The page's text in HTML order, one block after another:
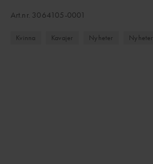
Art.nr. 3064105-0001
Kvinna Kavajer Nyheter Nyheter